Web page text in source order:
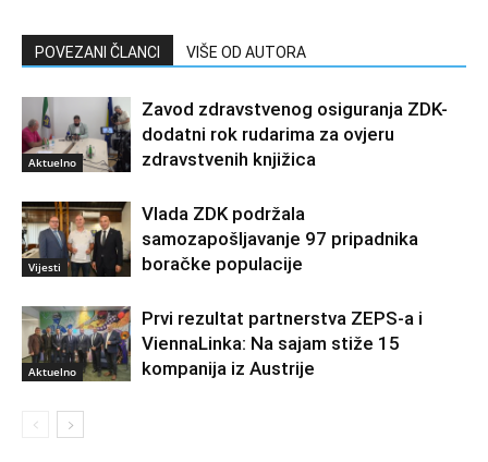
POVEZANI ČLANCI VIŠE OD AUTORA
Aktuelno
Zavod zdravstvenog osiguranja ZDK-
dodatni rok rudarima za ovjeru
zdravstvenih knjižica
Vijesti
Vlada ZDK podržala
samozapošljavanje 97 pripadnika
boračke populacije
Aktuelno
Prvi rezultat partnerstva ZEPS-a i
ViennaLinka: Na sajam stiže 15
kompanija iz Austrije